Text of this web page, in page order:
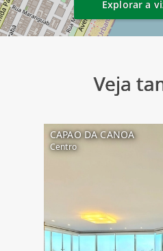
Explorar a
Veja
CAPAO DA CANOA
Centro